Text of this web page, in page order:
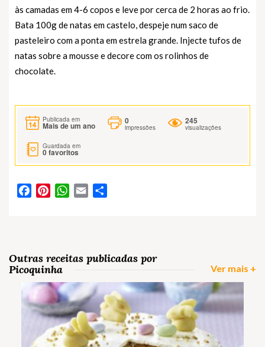
às camadas em 4-6 copos e leve por cerca de 2 horas ao frio.
Bata 100g de natas em castelo, despeje num saco de
pasteleiro com a ponta em estrela grande. Injecte tufos de
natas sobre a mousse e decore com os rolinhos de
chocolate.
Publicada em
Mais de um ano
0
impressões
245
visualizações
Guardada em
0favoritos
FacebookPinterestWhatsApp
Email
Outras receitas publicadas por
Picoquinha
Ver mais +